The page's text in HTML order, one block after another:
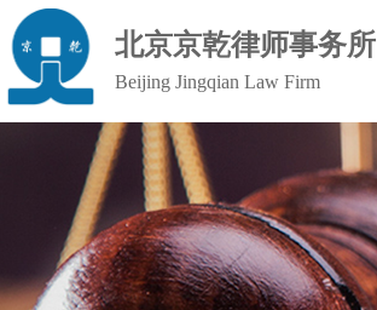
北京京乾律师事务所
Beijing Jingqian Law Firm